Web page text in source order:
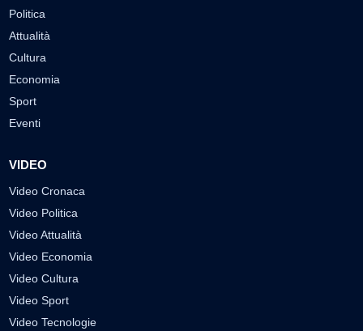
Politica
Attualità
Cultura
Economia
Sport
Eventi
VIDEO
Video Cronaca
Video Politica
Video Attualità
Video Economia
Video Cultura
Video Sport
Video Tecnologie